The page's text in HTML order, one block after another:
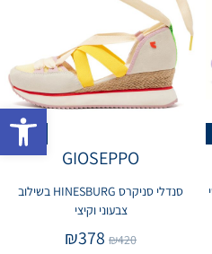
-10%
GIOSEPPO
סנדלי סניקרס HINESBURG בשילוב
צבעוני וקיצי
₪420
₪378